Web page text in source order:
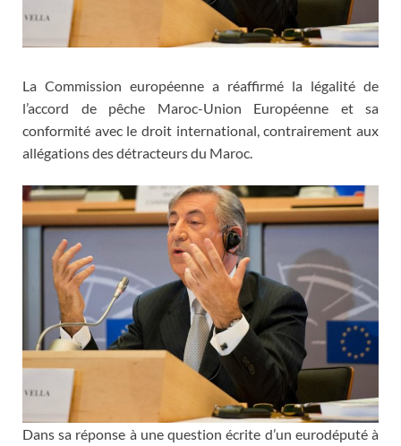
La Commission européenne a réaffirmé la légalité de
l’accord de pêche Maroc-Union Européenne et sa
conformité avec le droit international, contrairement aux
allégations des détracteurs du Maroc.
Dans sa réponse à une question écrite d’un eurodéputé à